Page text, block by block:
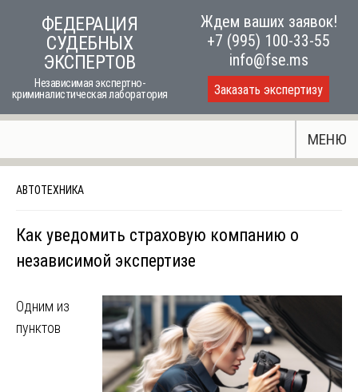
ФЕДЕРАЦИЯ
СУДЕБНЫХ
ЭКСПЕРТОВ
Независимая экспертно-
криминалистическая лаборатория
Ждем ваших заявок!
+7 (995) 100-33-55
info@fse.ms
Заказать экспертизу
МЕНЮ
АВТОТЕХНИКА
Как уведомить страховую компанию о
независимой экспертизе
Одним из
пунктов